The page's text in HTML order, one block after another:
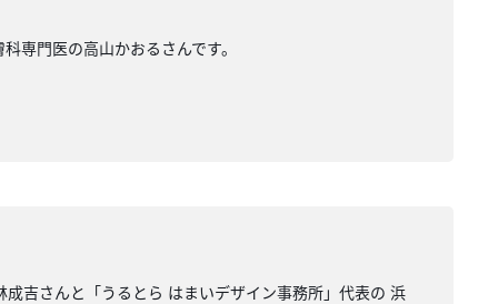
専門医の高山かおるさんです。
吉さんと「うるとら はまいデザイン事務所」代表の 浜